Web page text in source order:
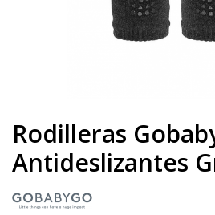
Rodilleras
Antideslizantes